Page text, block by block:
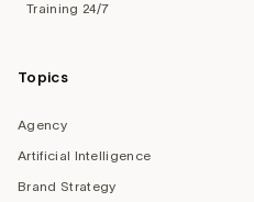
Training 24/7
Topics
Agency
Artificial Intelligence
Brand Strategy